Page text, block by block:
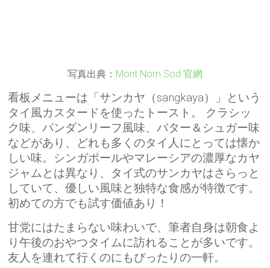
写真出典： Mont Nom Sod 官網
看板メニューは「サンカヤ（sangkaya）」という
タイ風カスタードを使ったトースト。 クラシッ
ク味、パンダンリーフ風味、バター＆シュガー味
などがあり、どれも多くのタイ人にとっては懐か
しい味。シンガポールやマレーシアの濃厚なカヤ
ジャムとは異なり、タイ式のサンカヤはさらっと
していて、優しい風味と独特な食感が特徴です。
初めての方でも試す価値あり！
甘党にはたまらない味わいで、筆者自身は朝食よ
り午後のおやつタイムに訪れることが多いです。
友人を連れて行くのにもぴったりの一軒。